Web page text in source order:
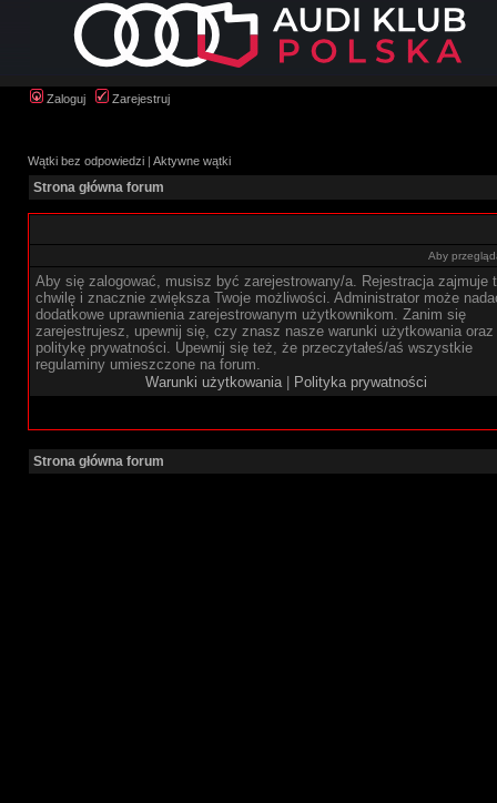
Zaloguj Zarejestruj
Wątki bez odpowiedzi | Aktywne wątki
Strona główna forum
Aby
Aby się zalogować, musisz być zarejestrowany/a. Rejestracja zajmuje
chwilę i znacznie zwiększa Twoje możliwości. Administrator może
dodatkowe uprawnienia zarejestrowanym użytkownikom. Zanim się
zarejestrujesz, upewnij się, czy znasz nasze warunki użytkowania oraz
politykę prywatności. Upewnij się też, że przeczytałeś/aś wszystkie
regulaminy umieszczone na forum.
Warunki użytkowania| Polityka prywatności
Strona główna forum